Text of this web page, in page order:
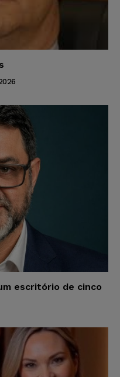
escritório de cinco